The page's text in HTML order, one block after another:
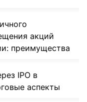
акций
преимущества
IPO в
аспекты